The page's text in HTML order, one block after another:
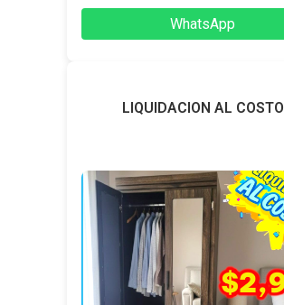
WhatsApp
LIQUIDACION AL COSTO